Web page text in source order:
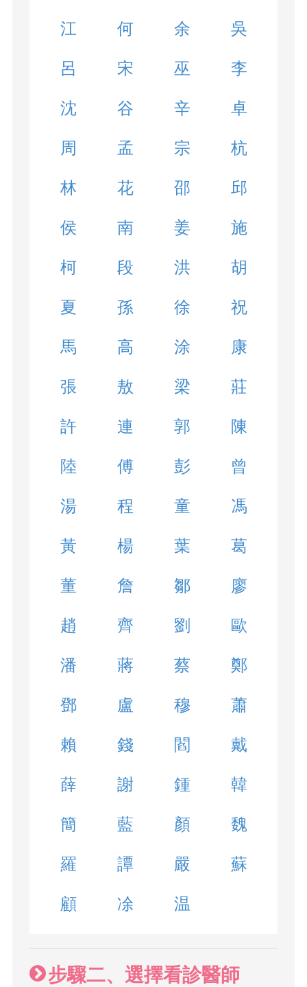
江 何 余 吳
呂 宋 巫 李
沈 谷 辛 卓
周 孟 宗 杭
林 花 邵 邱
侯 南 姜 施
柯 段 洪 胡
夏 孫 徐 祝
馬 高 涂 康
張 敖 梁 莊
許 連 郭 陳
陸 傅 彭 曾
湯 程 童 馮
黃 楊 葉 葛
董 詹 鄒 廖
趙 齊 劉 歐
潘 蔣 蔡 鄭
鄧 盧 穆 蕭
賴 錢 閻 戴
薛 謝 鍾 韓
簡 藍 顏 魏
羅 譚 嚴 蘇
顧 凃 温
步驟二、選擇看診醫師